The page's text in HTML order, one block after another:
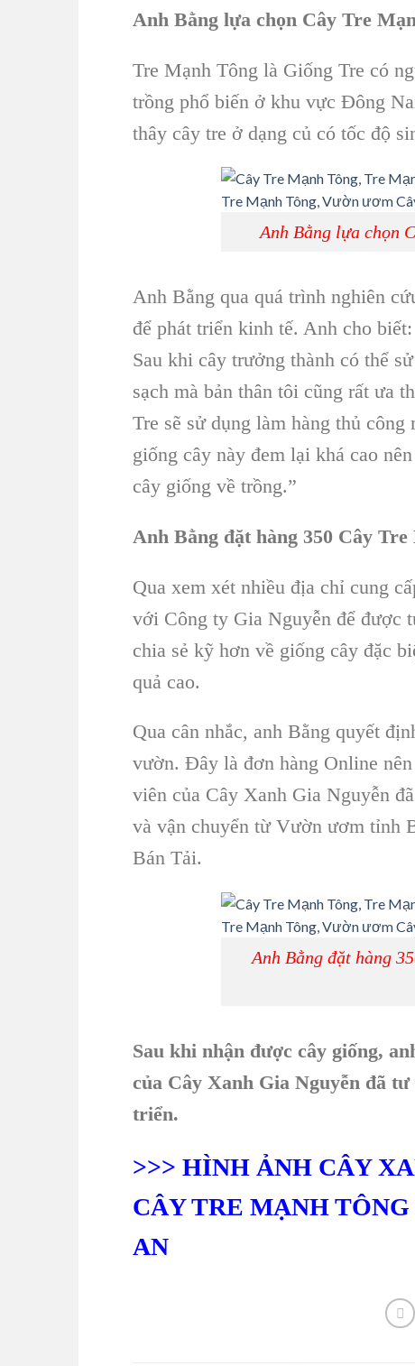
Anh Bằng lựa chọn Cây Tre
Tre Mạnh Tông là Giống Tre có
trồng phổ biến ở khu vực Đông
thây cây tre ở dạng củ có tốc độ
Anh Bằng lựa chọn
Anh Bằng qua quá trình nghiên
để phát triển kinh tế. Anh cho
Sau khi cây trưởng thành có thể
sạch mà bản thân tôi cũng rất ưa
Tre sẽ sử dụng làm hàng thủ
giống cây này đem lại khá cao
cây giống về trồng.”
Anh Bằng đặt hàng 350 Cây
Qua xem xét nhiều địa chỉ cung
với Công ty Gia Nguyễn để được
chia sẻ kỹ hơn về giống cây đặc
quả cao.
Qua cân nhắc, anh Bằng quyết
vườn. Đây là đơn hàng Online
viên của Cây Xanh Gia Nguyễn
và vận chuyển từ Vườn ươm tỉnh
Bán Tải.
Anh Bằng đặt hàng
Sau khi nhận được cây giống,
của Cây Xanh Gia Nguyễn đã
triển.
>>> HÌNH ẢNH CÂY
CÂY TRE MẠNH
AN